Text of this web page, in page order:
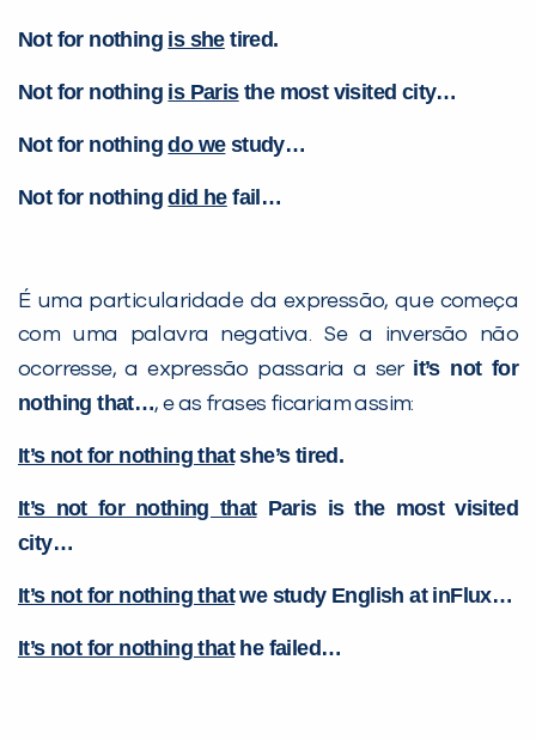
Not for nothing is shetired.
Not for nothing is Paristhe most visited city…
Not for nothingdo westudy…
Not for nothingdid hefail…
É uma particularidade da expressão, que começa
com uma palavra negativa. Se a inversão não
ocorresse, a expressão passaria a ser it’s not for
nothing that…, e as frases ficariam assim:
It’s not for nothing thatshe’s tired.
It’s not for nothing thatParis is the most visited
city…
It’s not for nothing thatwe study English at inFlux…
It’s not for nothing thathe failed…